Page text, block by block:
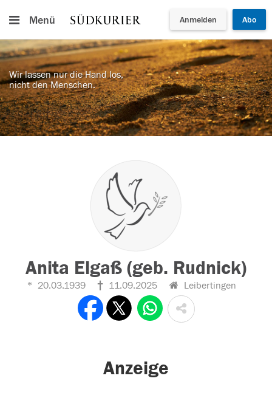
Menü Anmelden Abo
Wir lassen nur die Hand los,
nicht den Menschen.
Anita Elgaß (geb. Rudnick)
20.03.1939 11.09.2025 Leibertingen
Anzeige